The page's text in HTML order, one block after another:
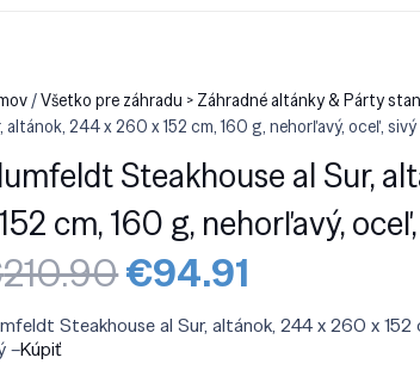
/Všetko pre záhradu > Záhradné altánky & Párty
altánok, 244 x 260 x 152 cm, 160 g, nehorľavý, oceľ, sivý
Steakhouse al Sur,
cm, 160 g, nehorľavý,
210.90Pôvodná
cena
bola:
€210.90.
€94.91
je:
€94.91.
Steakhouse al Sur, altánok, 244 x 260 x 152
–Kúpiť